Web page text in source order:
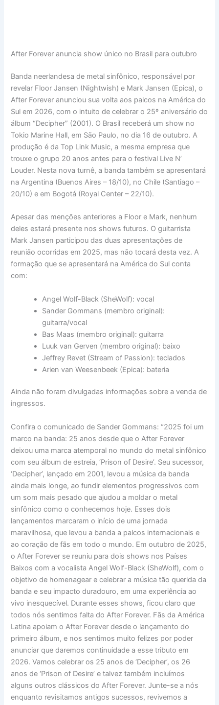
After Forever anuncia show único no Brasil para outubro
Banda neerlandesa de metal sinfônico, responsável por
revelar Floor Jansen (Nightwish) e Mark Jansen (Epica), o
After Forever anunciou sua volta aos palcos na América do
Sul em 2026, com o intuito de celebrar o 25º aniversário do
álbum “Decipher” (2001). O Brasil receberá um show no
Tokio Marine Hall, em São Paulo, no dia 16 de outubro. A
produção é da Top Link Music, a mesma empresa que
trouxe o grupo 20 anos antes para o festival Live N’
Louder. Nesta nova turnê, a banda também se apresentará
na Argentina (Buenos Aires – 18/10), no Chile (Santiago –
20/10) e em Bogotá (Royal Center – 22/10).
Apesar das menções anteriores a Floor e Mark, nenhum
deles estará presente nos shows futuros. O guitarrista
Mark Jansen participou das duas apresentações de
reunião ocorridas em 2025, mas não tocará desta vez. A
formação que se apresentará na América do Sul conta
com:
Angel Wolf-Black (SheWolf): vocal
Sander Gommans (membro original):
guitarra/vocal
Bas Maas (membro original): guitarra
Luuk van Gerven (membro original): baixo
Jeffrey Revet (Stream of Passion): teclados
Arien van Weesenbeek (Epica): bateria
Ainda não foram divulgadas informações sobre a venda de
ingressos.
Confira o comunicado de Sander Gommans: “2025 foi um
marco na banda: 25 anos desde que o After Forever
deixou uma marca atemporal no mundo do metal sinfônico
com seu álbum de estreia, ‘Prison of Desire’. Seu sucessor,
‘Decipher’, lançado em 2001, levou a música da banda
ainda mais longe, ao fundir elementos progressivos com
um som mais pesado que ajudou a moldar o metal
sinfônico como o conhecemos hoje. Esses dois
lançamentos marcaram o início de uma jornada
maravilhosa, que levou a banda a palcos internacionais e
ao coração de fãs em todo o mundo. Em outubro de 2025,
o After Forever se reuniu para dois shows nos Países
Baixos com a vocalista Angel Wolf-Black (SheWolf), com o
objetivo de homenagear e celebrar a música tão querida da
banda e seu impacto duradouro, em uma experiência ao
vivo inesquecível. Durante esses shows, ficou claro que
todos nós sentimos falta do After Forever. Fãs da América
Latina apoiam o After Forever desde o lançamento do
primeiro álbum, e nos sentimos muito felizes por poder
anunciar que daremos continuidade a esse tributo em
2026. Vamos celebrar os 25 anos de ‘Decipher’, os 26
anos de ‘Prison of Desire’ e talvez também incluímos
alguns outros clássicos do After Forever. Junte-se a nós
enquanto revisitamos antigos sucessos, revivemos a